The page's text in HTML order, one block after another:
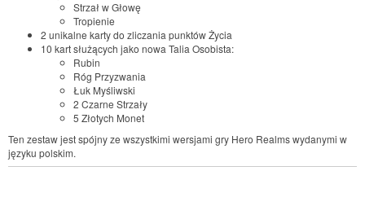
Strzał w Głowę
Tropienie
2 unikalne karty do zliczania punktów Życia
10 kart służących jako nowa Talia Osobista:
Rubin
Róg Przyzwania
Łuk Myśliwski
2 Czarne Strzały
5 Złotych Monet
Ten zestaw jest spójny ze wszystkimi wersjami gry Hero Realms wydanymi w
języku polskim.